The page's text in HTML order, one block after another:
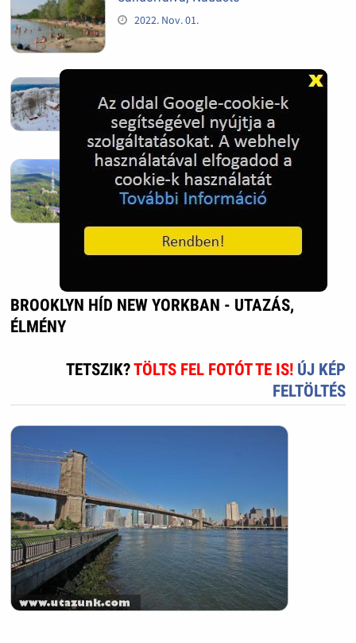
2022. Nov. 01.
Kékestető
2022. Nov. 01.
Kékestető település
2022. Nov. 01.
BROOKLYN HÍD NEW YORKBAN - UTAZÁS,
ÉLMÉNY
TETSZIK?TÖLTS FEL FOTÓT TE IS! ÚJ KÉP
FELTÖLTÉS